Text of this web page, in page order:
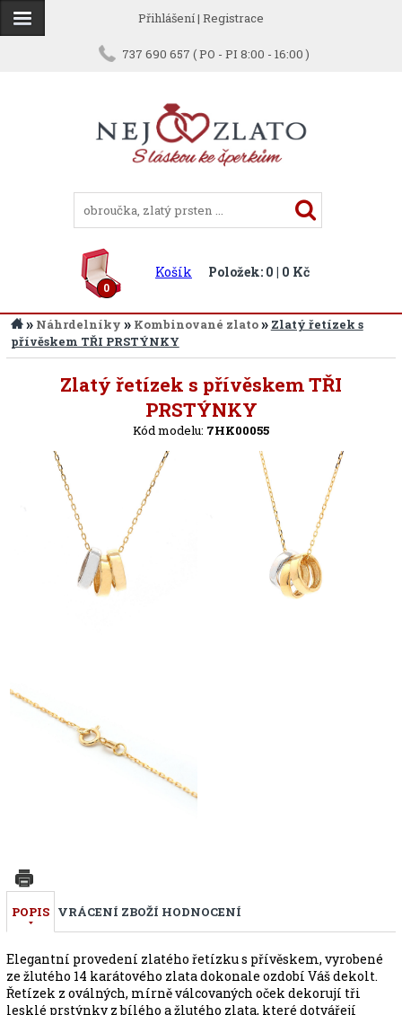
Přihlášení| Registrace
737 690 657 ( PO - PI 8:00 - 16:00 )
0
Košík Položek: 0 | 0 Kč
» Náhrdelníky » Kombinované zlato» Zlatý řetízek s
přívěskem TŘI PRSTÝNKY
Zlatý řetízek s přívěskem TŘI
PRSTÝNKY
Kód modelu: 7HK00055
POPIS VRÁCENÍ ZBOŽÍ HODNOCENÍ
Elegantní provedení zlatého řetízku s přívěskem, vyrobené
ze žlutého 14 karátového zlata dokonale ozdobí Váš dekolt.
Řetízek z oválných, mírně válcovaných oček dekorují tři
lesklé prstýnky z bílého a žlutého zlata, které dotvářejí